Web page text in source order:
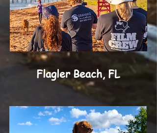
Flagler Beach, FL